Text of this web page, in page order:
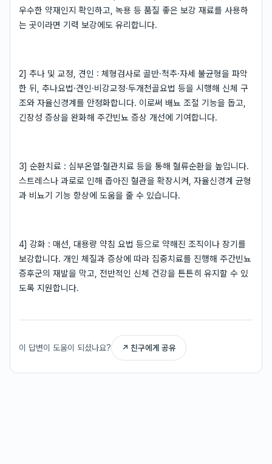
우수한 약재인지 확인하고, 녹용 등 품질 좋은 보강 재료를 사용하
는 곳이라면 기력 보강에도 유리합니다.
2] 추나 및 교정, 견인 : 체형검사로 골반·척추·자세 불균형을 파악
한 뒤, 추나요법·견인·비강교정·두개천골요법 등을 시행해 신체 구
조와 자율신경계를 안정화합니다. 이로써 배뇨 조절 기능을 돕고,
긴장성 증상을 완화해 주간빈뇨 증상 개선에 기여합니다.
3] 순환치료 : 심부온열·혈관치료 등을 통해 혈류순환을 높입니다.
스트레스나 과로로 인해 좁아진 혈관을 확장시켜, 자율신경계 균형
과 비뇨기 기능 향상에 도움을 줄 수 있습니다.
4] 강화 : 매선, 대용량 약침 요법 등으로 약해진 조직이나 장기를
보강합니다. 개인 체질과 증상에 따라 집중치료를 진행해 주간빈뇨
증후군의 재발을 막고, 전반적인 신체 건강을 튼튼히 유지할 수 있
도록 지원합니다.
이 답변이 도움이 되셨나요? ↗ 친구에게 공유